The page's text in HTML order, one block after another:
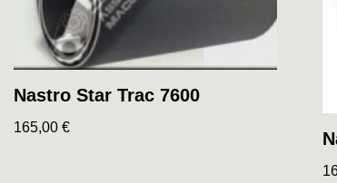
Nastro Star Trac 7600
165,00 €